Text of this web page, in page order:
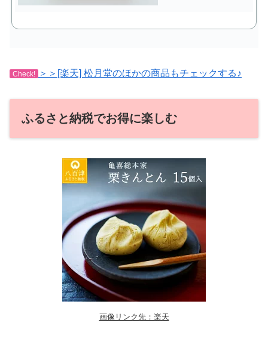
Check! ＞＞[楽天] 松月堂のほかの商品もチェックする♪
ふるさと納税でお得に楽しむ
画像リンク先：楽天